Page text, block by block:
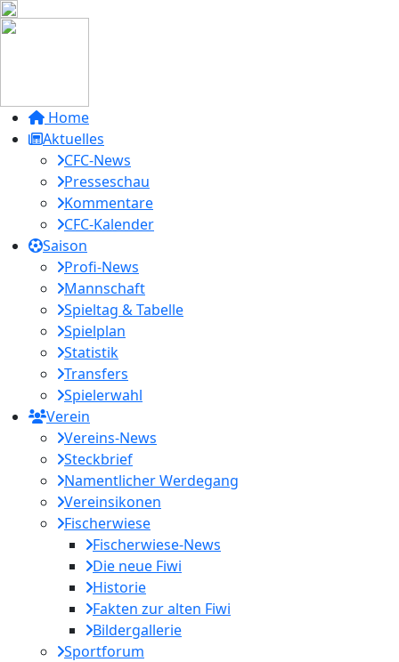
Home
Aktuelles
CFC-News
Presseschau
Kommentare
CFC-Kalender
Saison
Profi-News
Mannschaft
Spieltag & Tabelle
Spielplan
Statistik
Transfers
Spielerwahl
Verein
Vereins-News
Steckbrief
Namentlicher Werdegang
Vereinsikonen
Fischerwiese
Fischerwiese-News
Die neue Fiwi
Historie
Fakten zur alten Fiwi
Bildergallerie
Sportforum